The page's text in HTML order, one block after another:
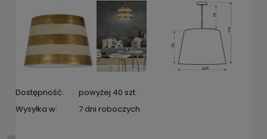
Dostępność:
powyżej 40 szt.
Wysyłka w:
7 dni roboczych